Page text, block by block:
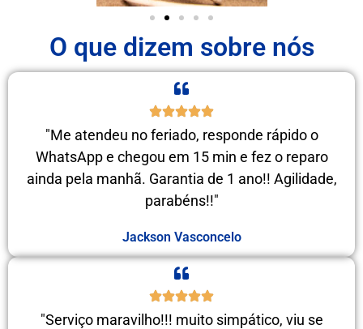
O que dizem sobre nós
"Me atendeu no feriado, responde rápido o
WhatsApp e chegou em 15 min e fez o reparo
ainda pela manhã. Garantia de 1 ano!! Agilidade,
parabéns!!"
Jackson Vasconcelo
"Serviço maravilho!!! muito simpático, viu se